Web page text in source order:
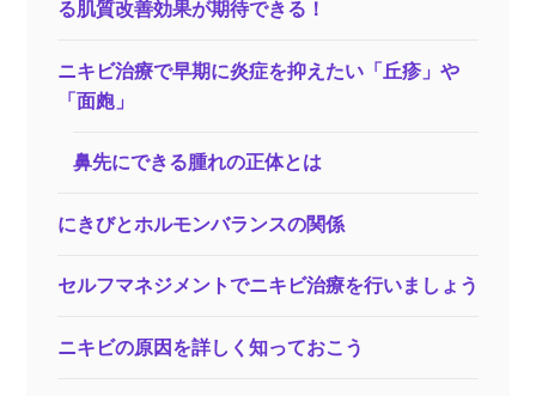
る肌質改善効果が期待できる！
ニキビ治療で早期に炎症を抑えたい「丘疹」や
「面皰」
鼻先にできる腫れの正体とは
にきびとホルモンバランスの関係
セルフマネジメントでニキビ治療を行いましょう
ニキビの原因を詳しく知っておこう